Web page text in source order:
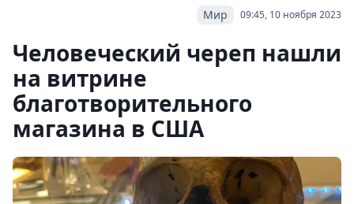
09:45, 10 ноября 2023
Мир
Человеческий череп нашли
на витрине
благотворительного
магазина в США